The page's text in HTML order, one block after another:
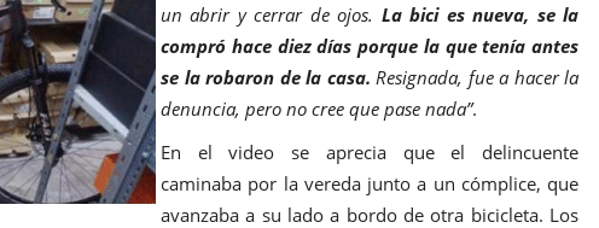
un abrir y cerrar de ojos. La bici es nueva, se la
compró hace diez días porque la que tenía antes
se la robaron de la casa. Resignada, fue a hacer la
denuncia, pero no cree que pase nada”.
En el video se aprecia que el delincuente
caminaba por la vereda junto a un cómplice, que
avanzaba a su lado a bordo de otra bicicleta. Los
de diciembre se hace sentir
en otros años. Cuánto
Una decena de móviles y alrededor de 50 efectivos recorrieron el
casco urbano y algunos barrios en un operativo conjunto del Municipio,
con policías y bomberos.